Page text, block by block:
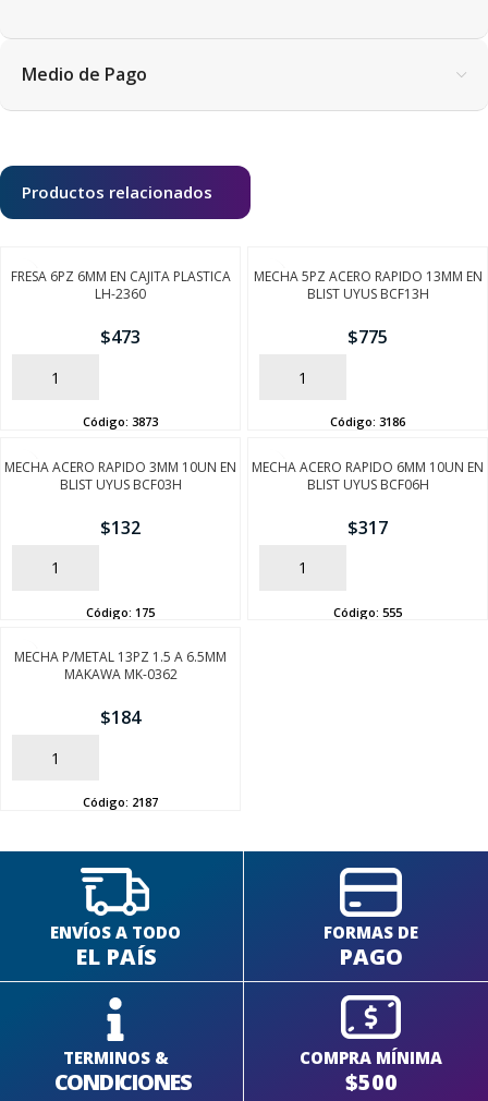
Medio de Pago
Productos relacionados
FRESA 6PZ 6MM EN CAJITA PLASTICA
LH-2360
$473
AÑADIR
Código: 3873
MECHA 5PZ ACERO RAPIDO 13MM EN
BLIST UYUS BCF13H
$775
AÑADIR
Código: 3186
MECHA ACERO RAPIDO 3MM 10UN EN
BLIST UYUS BCF03H
$132
AÑADIR
Código: 175
MECHA ACERO RAPIDO 6MM 10UN EN
BLIST UYUS BCF06H
$317
AÑADIR
Código: 555
MECHA P/METAL 13PZ 1.5 A 6.5MM
MAKAWA MK-0362
$184
AÑADIR
Código: 2187
ENVÍOS A TODO
EL PAÍS
FORMAS DE
PAGO
TERMINOS &
CONDICIONES
COMPRA MÍNIMA
$500